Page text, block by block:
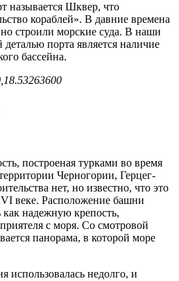
называется Шквер, что
кораблей». В давние времена
строили морские суда. В наши
порта является наличие
бассейна.
построеная турками во время
Черногории, Герцег-
нет, но известно, что это
веке. Расположение башни
как надежную крепость,
с моря. Со смотровой
панорама, в которой море
использовалась недолго, и